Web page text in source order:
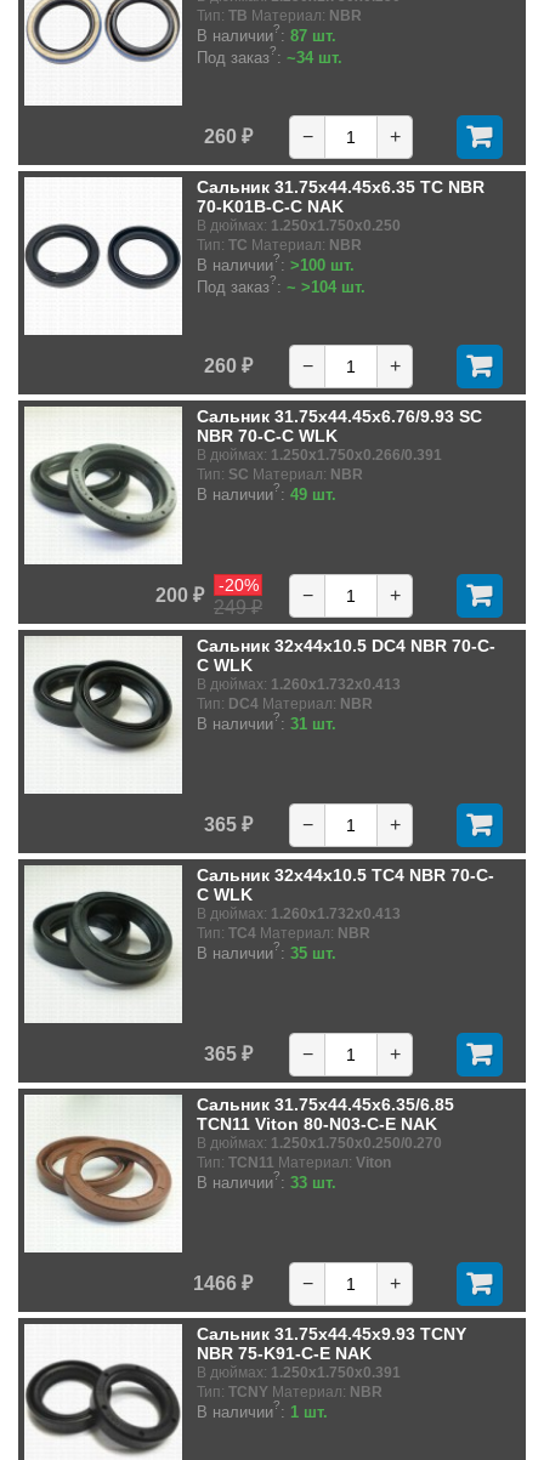
Тип: TB Материал: NBR
В наличии?: 87 шт.
Под заказ?: ~34 шт.
260 ₽ − +
Сальник 31.75x44.45x6.35 TC NBR
70-K01B-C-C NAK
В дюймах: 1.250x1.750x0.250
Тип: TC Материал: NBR
В наличии?: >100 шт.
Под заказ?: ~ >104 шт.
260 ₽ − +
Сальник 31.75x44.45x6.76/9.93 SC
NBR 70-C-C WLK
В дюймах: 1.250x1.750x0.266/0.391
Тип: SC Материал: NBR
В наличии?: 49 шт.
200 ₽
249 ₽
-20% − +
Сальник 32x44x10.5 DC4 NBR 70-C-
C WLK
В дюймах: 1.260x1.732x0.413
Тип: DC4 Материал: NBR
В наличии?: 31 шт.
365 ₽ − +
Сальник 32x44x10.5 TC4 NBR 70-C-
C WLK
В дюймах: 1.260x1.732x0.413
Тип: TC4 Материал: NBR
В наличии?: 35 шт.
365 ₽ − +
Сальник 31.75x44.45x6.35/6.85
TCN11 Viton 80-N03-C-E NAK
В дюймах: 1.250x1.750x0.250/0.270
Тип: TCN11 Материал: Viton
В наличии?: 33 шт.
1466 ₽ − +
Сальник 31.75x44.45x9.93 TCNY
NBR 75-K91-C-E NAK
В дюймах: 1.250x1.750x0.391
Тип: TCNY Материал: NBR
В наличии?: 1 шт.